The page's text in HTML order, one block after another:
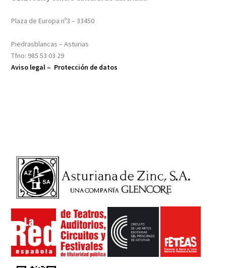
Plaza de Europa nº3 – 33450
Piedrasblancas – Asturias
Tfno: 985 53 03 29
Aviso legal – Protección de datos